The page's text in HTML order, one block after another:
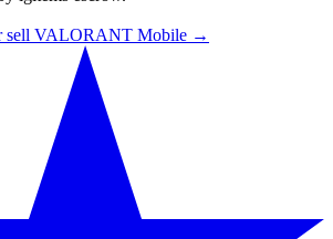
sell VALORANT Mobile →